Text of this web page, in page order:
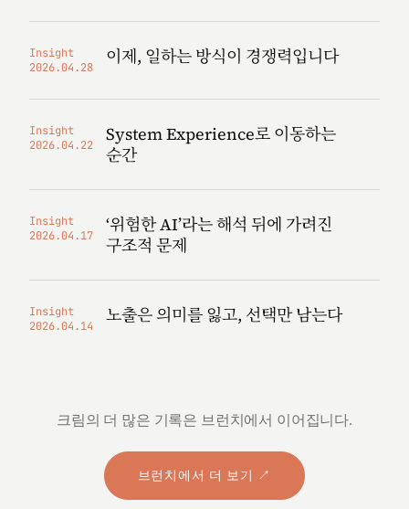
Insight
2026.04.28
이제, 일하는 방식이 경쟁력입니다
Insight
2026.04.22
System Experience로 이동하는
순간
Insight
2026.04.17
‘위험한 AI’라는 해석 뒤에 가려진
구조적 문제
Insight
2026.04.14
노출은 의미를 잃고, 선택만 남는다
크림의 더 많은 기록은 브런치에서 이어집니다.
브런치에서 더 보기 ↗